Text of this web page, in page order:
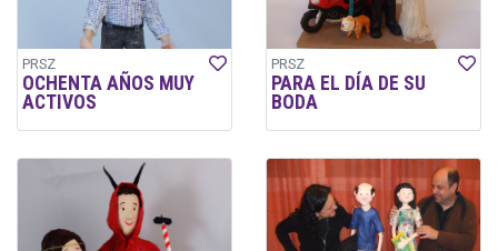
PRSZ
OCHENTA AÑOS MUY
ACTIVOS
PRSZ
PARA EL DÍA DE SU
BODA